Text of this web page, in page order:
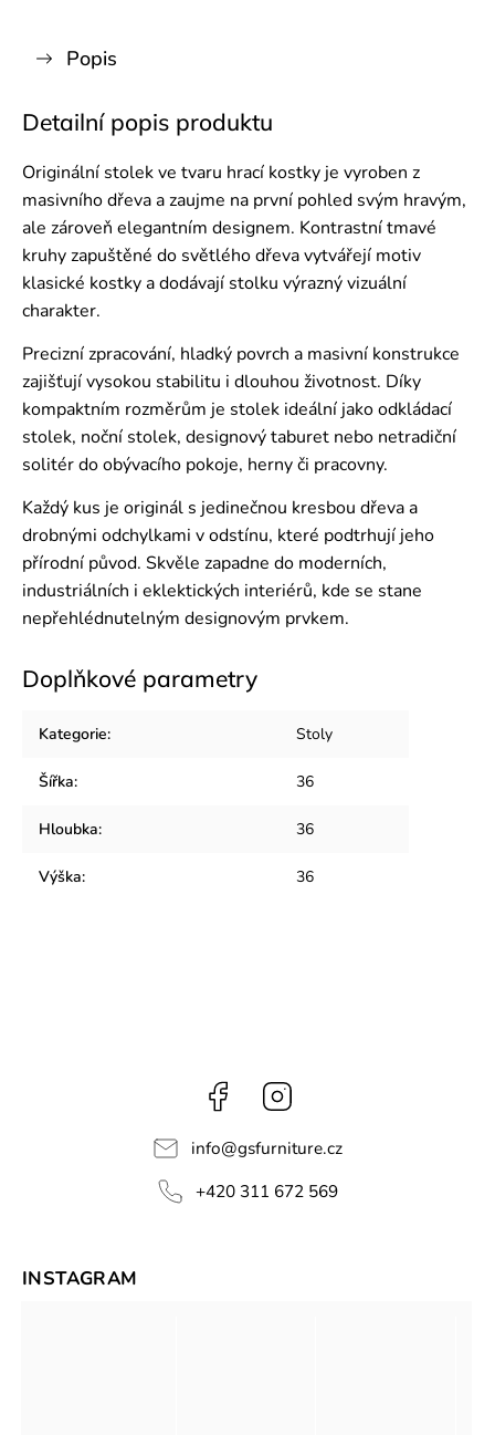
Popis
Detailní popis produktu
Originální stolek ve tvaru hrací kostky je vyroben z
masivního dřeva a zaujme na první pohled svým hravým,
ale zároveň elegantním designem. Kontrastní tmavé
kruhy zapuštěné do světlého dřeva vytvářejí motiv
klasické kostky a dodávají stolku výrazný vizuální
charakter.
Precizní zpracování, hladký povrch a masivní konstrukce
zajišťují vysokou stabilitu i dlouhou životnost. Díky
kompaktním rozměrům je stolek ideální jako odkládací
stolek, noční stolek, designový taburet nebo netradiční
solitér do obývacího pokoje, herny či pracovny.
Každý kus je originál s jedinečnou kresbou dřeva a
drobnými odchylkami v odstínu, které podtrhují jeho
přírodní původ. Skvěle zapadne do moderních,
industriálních i eklektických interiérů, kde se stane
nepřehlédnutelným designovým prvkem.
Doplňkové parametry
Kategorie: Stoly
Šířka: 36
Hloubka: 36
Výška: 36
Facebook
info@gsfurniture.cz
+420 311 672 569
INSTAGRAM